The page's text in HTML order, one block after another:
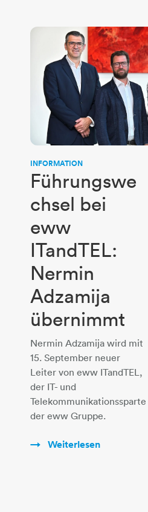
INFORMATION
Führungswe
chsel bei
eww
ITandTEL:
Nermin
Adzamija
übernimmt
Nermin Adzamija wird mit
15. September neuer
Leiter von eww ITandTEL,
der IT- und
Telekommunikationssparte
der eww Gruppe.
Weiterlesen